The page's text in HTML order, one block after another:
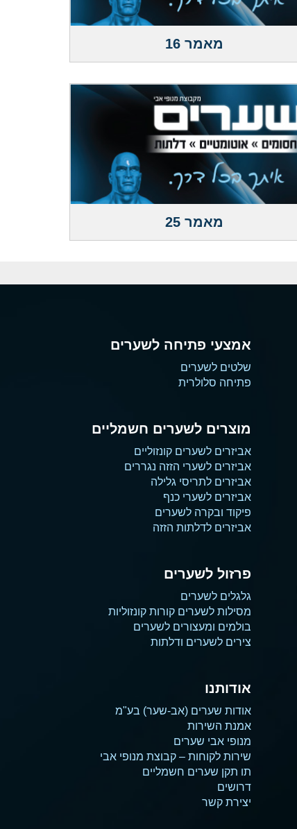
מאמר 16
מאמר 25
אמצעי פתיחה לשערים
שלטים לשערים
פתיחה סלולרית
מוצרים לשערים חשמליים
אביזרים לשערים קונזוליים
אביזרים לשערי הזזה נגררים
אביזרים לתריסי גלילה
אביזרים לשערי כנף
פיקוד ובקרה לשערים
אביזרים לדלתות הזזה
פרזול לשערים
גלגלים לשערים
מסילות לשערים קורות קונזוליות
בולמים ומעצורים לשערים
צירים לשערים ודלתות
אודותנו
אודות שערים (אב-שער) בע"מ
אמנת השירות
מנופי אבי שערים
שירות לקוחות – קבוצת מנופי אבי
תו תקן שערים חשמליים
דרושים
יצירת קשר